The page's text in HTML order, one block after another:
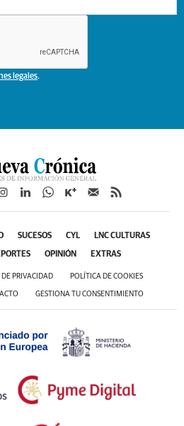
legales.
SUCESOS CYL LNC CULTURAS
OPINIÓN EXTRAS
PRIVACIDAD POLÍTICA DE COOKIES
GESTIONA TU CONSENTIMIENTO